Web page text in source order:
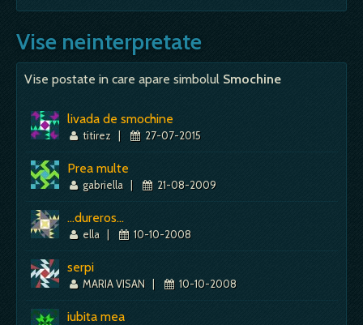
Vise neinterpretate
Vise postate in care apare simbolul Smochine
livada de smochine
titirez | 27-07-2015
Prea multe
gabriella | 21-08-2009
...dureros...
ella | 10-10-2008
serpi
MARIA VISAN | 10-10-2008
iubita mea